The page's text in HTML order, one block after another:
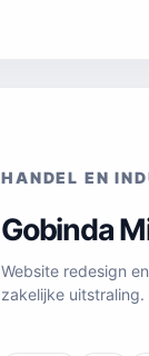
HANDEL EN
Gobinda
Website redesign
zakelijke uitstraling.